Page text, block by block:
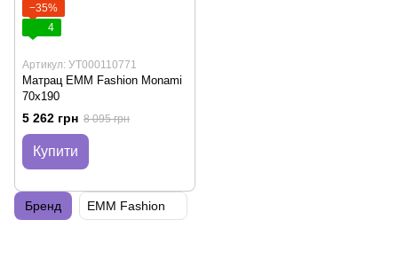
−35%
4
Артикул: УТ000110771
Матрац EMM Fashion Monami
70х190
5 262 грн 8 095 грн
Купити
Бренд EMM Fashion